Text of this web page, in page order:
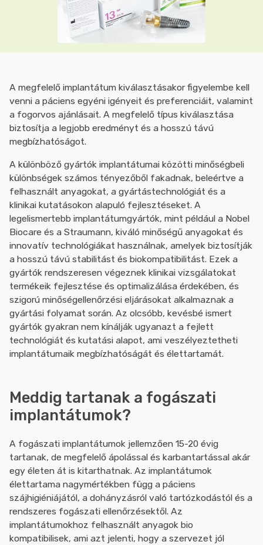
A megfelelő implantátum kiválasztásakor figyelembe kell
venni a páciens egyéni igényeit és preferenciáit, valamint
a fogorvos ajánlásait. A megfelelő típus kiválasztása
biztosítja a legjobb eredményt és a hosszú távú
megbízhatóságot.
A különböző gyártók implantátumai közötti minőségbeli
különbségek számos tényezőből fakadnak, beleértve a
felhasznált anyagokat, a gyártástechnológiát és a
klinikai kutatásokon alapuló fejlesztéseket. A
legelismertebb implantátumgyártók, mint például a Nobel
Biocare és a Straumann, kiváló minőségű anyagokat és
innovatív technológiákat használnak, amelyek biztosítják
a hosszú távú stabilitást és biokompatibilitást. Ezek a
gyártók rendszeresen végeznek klinikai vizsgálatokat
termékeik fejlesztése és optimalizálása érdekében, és
szigorú minőségellenőrzési eljárásokat alkalmaznak a
gyártási folyamat során. Az olcsóbb, kevésbé ismert
gyártók gyakran nem kínálják ugyanazt a fejlett
technológiát és kutatási alapot, ami veszélyeztetheti
implantátumaik megbízhatóságát és élettartamát.
Meddig tartanak a fogászati
implantátumok?
A fogászati implantátumok jellemzően 15-20 évig
tartanak, de megfelelő ápolással és karbantartással akár
egy életen át is kitarthatnak. Az implantátumok
élettartama nagymértékben függ a páciens
szájhigiéniájától, a dohányzásról való tartózkodástól és a
rendszeres fogászati ellenőrzésektől. Az
implantátumokhoz felhasznált anyagok bio
kompatibilisek, ami azt jelenti, hogy a szervezet jól